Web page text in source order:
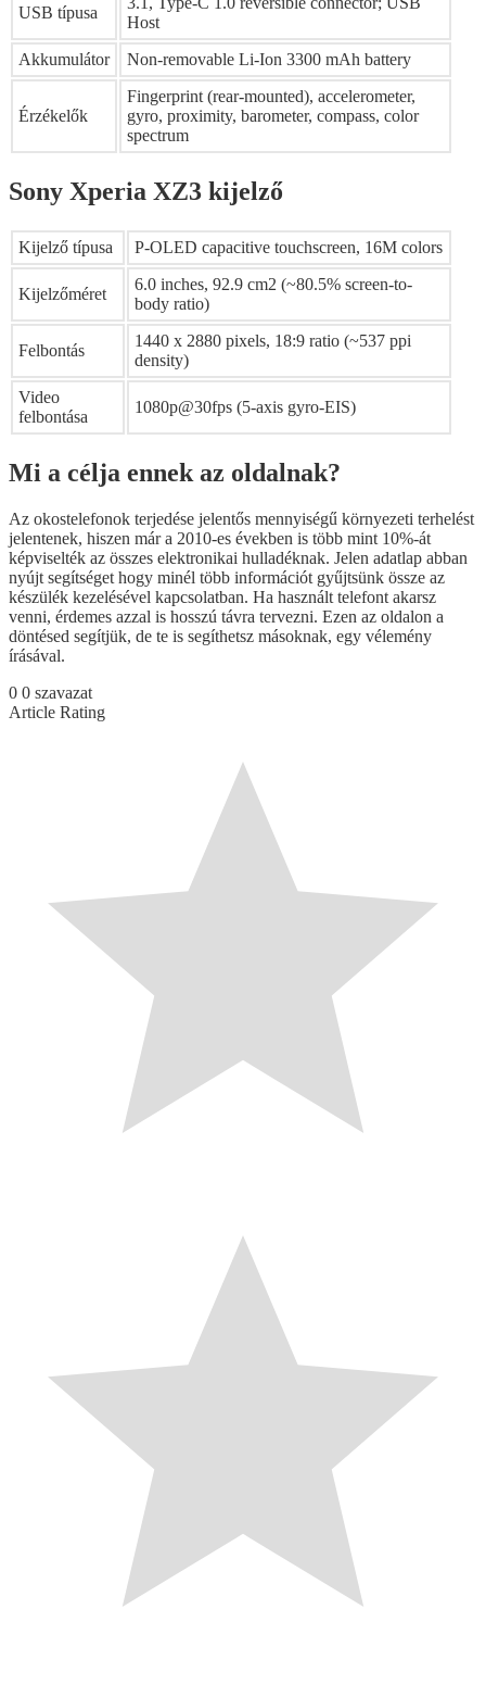
USB típusa
Host
Akkumulátor
Non-removable Li-Ion 3300 mAh battery
Érzékelők
Fingerprint (rear-mounted), accelerometer,
gyro, proximity, barometer, compass, color
spectrum
Sony Xperia XZ3 kijelző
Kijelző típusa P-OLED capacitive touchscreen, 16M colors
Kijelzőméret
6.0 inches, 92.9 cm2 (~80.5% screen-to-
body ratio)
Felbontás
1440 x 2880 pixels, 18:9 ratio (~537 ppi
density)
Video
felbontása
1080p@30fps (5-axis gyro-EIS)
Mi a célja ennek az oldalnak?
Az okostelefonok terjedése jelentős mennyiségű környezeti terhelést
jelentenek, hiszen már a 2010-es években is több mint 10%-át
képviselték az összes elektronikai hulladéknak. Jelen adatlap abban
nyújt segítséget hogy minél több információt gyűjtsünk össze az
készülék kezelésével kapcsolatban. Ha használt telefont akarsz
venni, érdemes azzal is hosszú távra tervezni. Ezen az oldalon a
döntésed segítjük, de te is segíthetsz másoknak, egy vélemény
írásával.
0 0 szavazat
Article Rating